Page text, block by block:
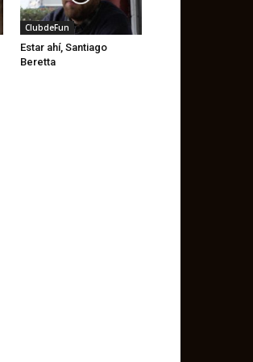
ClubdeFun
Estar ahí, Santiago
Beretta